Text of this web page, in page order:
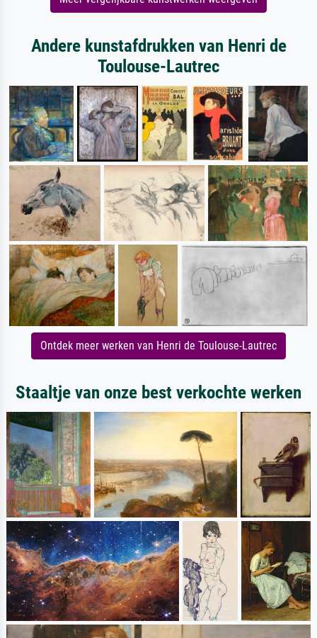
Andere kunstafdrukken van Henri de
Toulouse-Lautrec
Ontdek meer werken van Henri de Toulouse-Lautrec
Staaltje van onze best verkochte werken